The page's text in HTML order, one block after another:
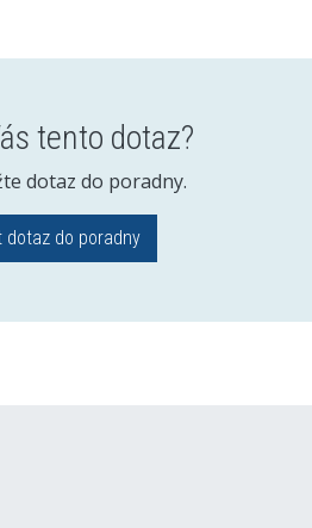
tento dotaz?
dotaz do poradny.
dotaz do poradny